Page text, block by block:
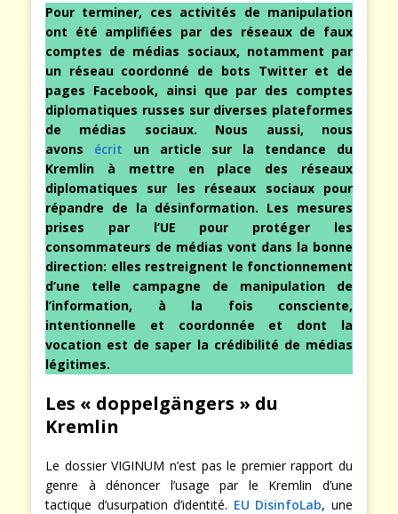
Pour terminer, ces activités de manipulation
ont été amplifiées par des réseaux de faux
comptes de médias sociaux, notamment par
un réseau coordonné de bots Twitter et de
pages Facebook, ainsi que par des comptes
diplomatiques russes sur diverses plateformes
de médias sociaux. Nous aussi, nous
avons écrit un article sur la tendance du
Kremlin à mettre en place des réseaux
diplomatiques sur les réseaux sociaux pour
répandre de la désinformation. Les mesures
prises par l’UE pour protéger les
consommateurs de médias vont dans la bonne
direction: elles restreignent le fonctionnement
d’une telle campagne de manipulation de
l’information, à la fois consciente,
intentionnelle et coordonnée et dont la
vocation est de saper la crédibilité de médias
légitimes.
Les « doppelgängers » du
Kremlin
Le dossier VIGINUM n’est pas le premier rapport du
genre à dénoncer l’usage par le Kremlin d’une
tactique d’usurpation d’identité. EU DisinfoLab, une